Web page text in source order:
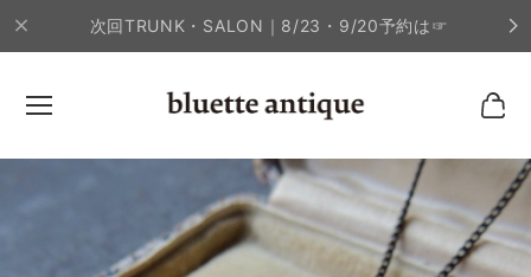
次回TRUNK・SALON｜8/23・9/20予約は☞